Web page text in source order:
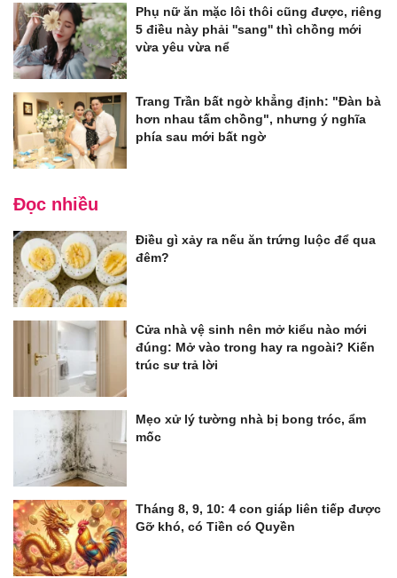
Phụ nữ ăn mặc lôi thôi cũng được, riêng
5 điều này phải ''sang'' thì chồng mới
vừa yêu vừa nể
Trang Trần bất ngờ khẳng định: "Đàn bà
hơn nhau tấm chồng", nhưng ý nghĩa
phía sau mới bất ngờ
Đọc nhiều
Điều gì xảy ra nếu ăn trứng luộc để qua
đêm?
Cửa nhà vệ sinh nên mở kiểu nào mới
đúng: Mở vào trong hay ra ngoài? Kiến
trúc sư trả lời
Mẹo xử lý tường nhà bị bong tróc, ẩm
mốc
Tháng 8, 9, 10: 4 con giáp liên tiếp được
Gỡ khó, có Tiền có Quyền